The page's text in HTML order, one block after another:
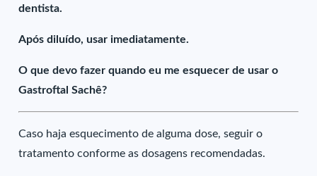
dentista.
Após diluído, usar imediatamente.
O que devo fazer quando eu me esquecer de usar o
Gastroftal Sachê?
Caso haja esquecimento de alguma dose, seguir o
tratamento conforme as dosagens recomendadas.